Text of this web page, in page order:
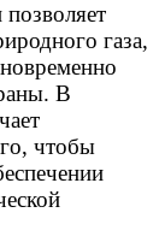
газа,
В
чтобы